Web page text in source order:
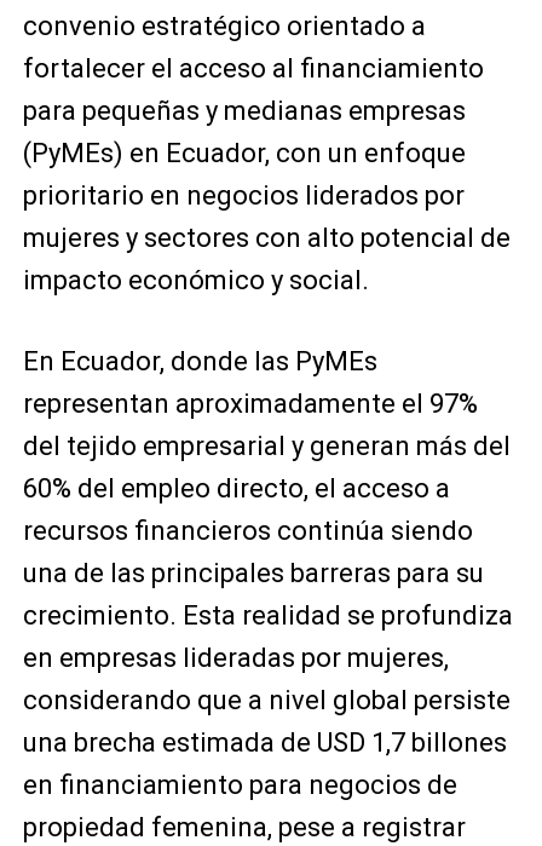
convenio estratégico orientado a
fortalecer el acceso al financiamiento
para pequeñas y medianas empresas
(PyMEs) en Ecuador, con un enfoque
prioritario en negocios liderados por
mujeres y sectores con alto potencial de
impacto económico y social.
En Ecuador, donde las PyMEs
representan aproximadamente el 97%
del tejido empresarial y generan más del
60% del empleo directo, el acceso a
recursos financieros continúa siendo
una de las principales barreras para su
crecimiento. Esta realidad se profundiza
en empresas lideradas por mujeres,
considerando que a nivel global persiste
una brecha estimada de USD 1,7 billones
en financiamiento para negocios de
propiedad femenina, pese a registrar